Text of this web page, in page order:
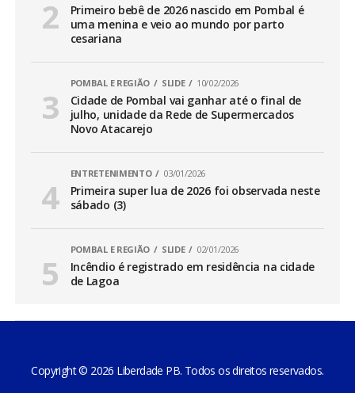
Primeiro bebê de 2026 nascido em Pombal é
uma menina e veio ao mundo por parto
cesariana
POMBAL E REGIÃO SLIDE 10/02/2026
Cidade de Pombal vai ganhar até o final de
julho, unidade da Rede de Supermercados
Novo Atacarejo
ENTRETENIMENTO 03/01/2026
Primeira super lua de 2026 foi observada neste
sábado (3)
POMBAL E REGIÃO SLIDE 02/01/2026
Incêndio é registrado em residência na cidade
de Lagoa
Copyright © 2026 Liberdade PB. Todos os direitos reservados.